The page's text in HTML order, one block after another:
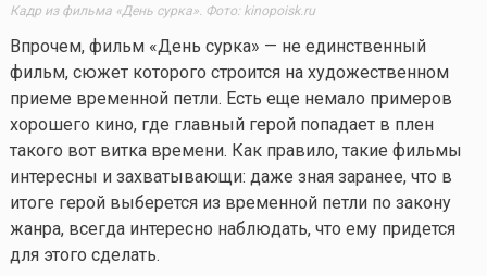
Кадр из фильма «День сурка». Фото: kinopoisk.ru
Впрочем, фильм «День сурка» — не единственный
фильм, сюжет которого строится на художественном
приеме временной петли. Есть еще немало примеров
хорошего кино, где главный герой попадает в плен
такого вот витка времени. Как правило, такие фильмы
интересны и захватывающи: даже зная заранее, что в
итоге герой выберется из временной петли по закону
жанра, всегда интересно наблюдать, что ему придется
для этого сделать.